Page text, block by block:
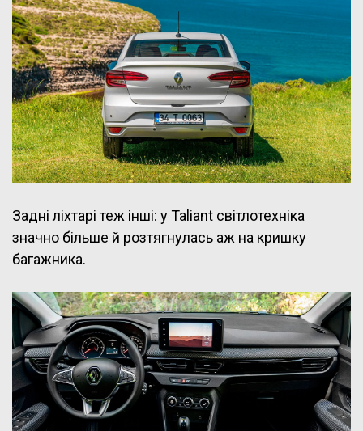
Задні ліхтарі теж інші: у Taliant світлотехніка
значно більше й розтягнулась аж на кришку
багажника.